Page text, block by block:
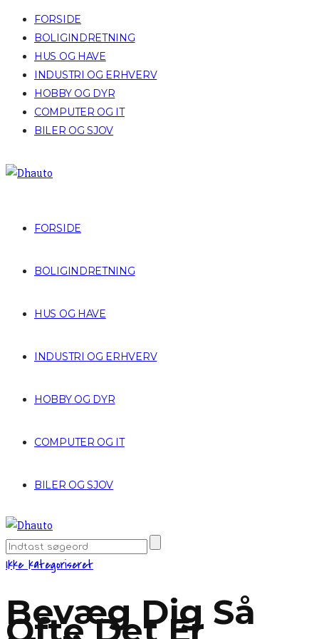
FORSIDE
BOLIGINDRETNING
HUS OG HAVE
INDUSTRI OG ERHVERV
HOBBY OG DYR
COMPUTER OG IT
BILER OG SJOV
FORSIDE
BOLIGINDRETNING
HUS OG HAVE
INDUSTRI OG ERHVERV
HOBBY OG DYR
COMPUTER OG IT
BILER OG SJOV
Ikke kategoriseret
Bevæg Dig Så
Ofte Det Er